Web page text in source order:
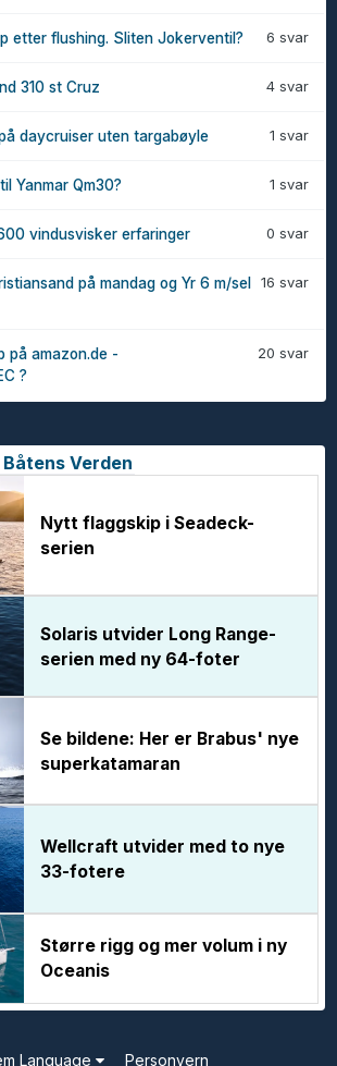
6 svar
etter flushing. Sliten Jokerventil?
4 svar
310 st Cruz
1 svar
daycruiser uten targabøyle
1 svar
Yanmar Qm30?
0 svar
vindusvisker erfaringer
16 svar
på mandag og Yr 6 m/sel
20 svar
på amazon.de -
?
Båtens Verden
Nytt flaggskip i Seadeck-
serien
Solaris utvider Long Range-
serien med ny 64-foter
Se bildene: Her er Brabus' nye
superkatamaran
Wellcraft utvider med to nye
33-fotere
Større rigg og mer volum i ny
Oceanis
Language Personvern